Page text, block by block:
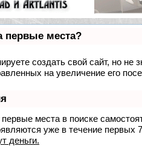
первые места?
создать свой сайт, но не
на увеличение его
места в поиске
уже в течение первых
деньги.